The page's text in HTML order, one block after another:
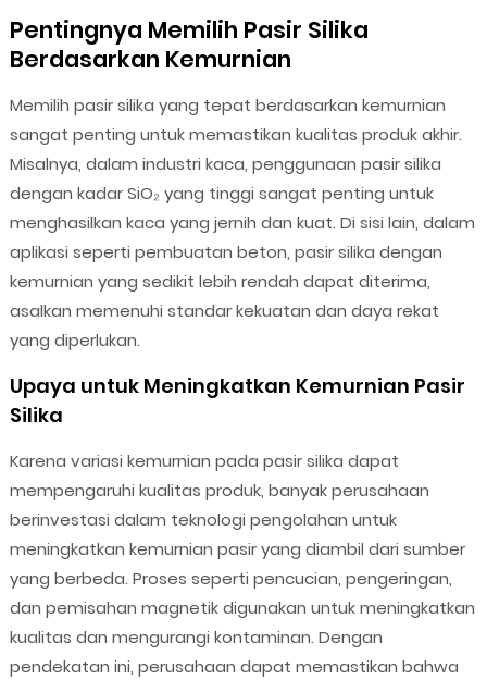
Pentingnya Memilih Pasir Silika
Berdasarkan Kemurnian
Memilih pasir silika yang tepat berdasarkan kemurnian
sangat penting untuk memastikan kualitas produk akhir.
Misalnya, dalam industri kaca, penggunaan pasir silika
dengan kadar SiO₂ yang tinggi sangat penting untuk
menghasilkan kaca yang jernih dan kuat. Di sisi lain, dalam
aplikasi seperti pembuatan beton, pasir silika dengan
kemurnian yang sedikit lebih rendah dapat diterima,
asalkan memenuhi standar kekuatan dan daya rekat
yang diperlukan.
Upaya untuk Meningkatkan Kemurnian Pasir
Silika
Karena variasi kemurnian pada pasir silika dapat
mempengaruhi kualitas produk, banyak perusahaan
berinvestasi dalam teknologi pengolahan untuk
meningkatkan kemurnian pasir yang diambil dari sumber
yang berbeda. Proses seperti pencucian, pengeringan,
dan pemisahan magnetik digunakan untuk meningkatkan
kualitas dan mengurangi kontaminan. Dengan
pendekatan ini, perusahaan dapat memastikan bahwa